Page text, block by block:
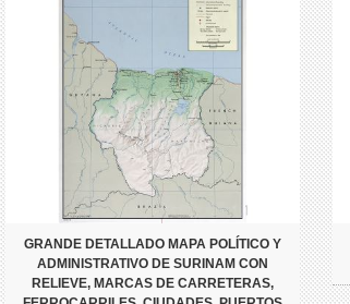
GRANDE DETALLADO MAPA POLÍTICO Y
ADMINISTRATIVO DE SURINAM CON
RELIEVE, MARCAS DE CARRETERAS,